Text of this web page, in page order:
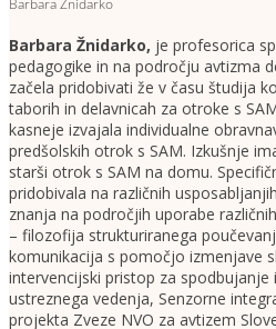
Barbara Žnidarko
Barbara Žnidarko, je profesorica
pedagogike in na področju avtizma
začela pridobivati že v času študija
taborih in delavnicah za otroke s
kasneje izvajala individualne
predšolskih otrok s SAM. Izkušnje
starši otrok s SAM na domu.
pridobivala na različnih
znanja na področjih uporabe
– filozofija strukturiranega
komunikacija s pomočjo izmenjave
intervencijski pristop za
ustreznega vedenja, Senzorne
projekta Zveze NVO za avtizem